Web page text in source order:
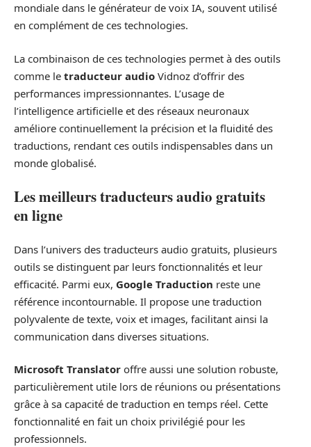
mondiale dans le générateur de voix IA, souvent utilisé
en complément de ces technologies.
La combinaison de ces technologies permet à des outils
comme le traducteur audio Vidnoz d’offrir des
performances impressionnantes. L’usage de
l’intelligence artificielle et des réseaux neuronaux
améliore continuellement la précision et la fluidité des
traductions, rendant ces outils indispensables dans un
monde globalisé.
Les meilleurs traducteurs audio gratuits
en ligne
Dans l’univers des traducteurs audio gratuits, plusieurs
outils se distinguent par leurs fonctionnalités et leur
efficacité. Parmi eux, Google Traduction reste une
référence incontournable. Il propose une traduction
polyvalente de texte, voix et images, facilitant ainsi la
communication dans diverses situations.
Microsoft Translator offre aussi une solution robuste,
particulièrement utile lors de réunions ou présentations
grâce à sa capacité de traduction en temps réel. Cette
fonctionnalité en fait un choix privilégié pour les
professionnels.